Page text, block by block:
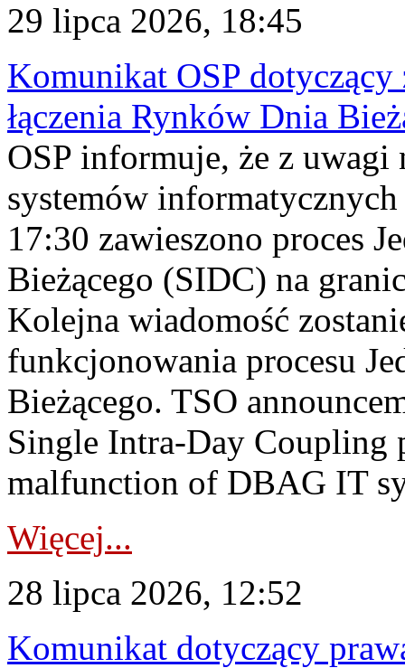
29 lipca 2026, 18:45
Komunikat OSP dotyczący
łączenia Rynków Dnia
OSP informuje, że z uwagi
systemów
17:30 zawieszono proces
Bieżącego (SIDC) na
Kolejna wiadomość
funkcjonowania procesu
Bieżącego. TSO
Single Intra-Day Coupling
malfunction of DBAG IT
Więcej...
28 lipca 2026, 12:52
Komunikat dotyczący